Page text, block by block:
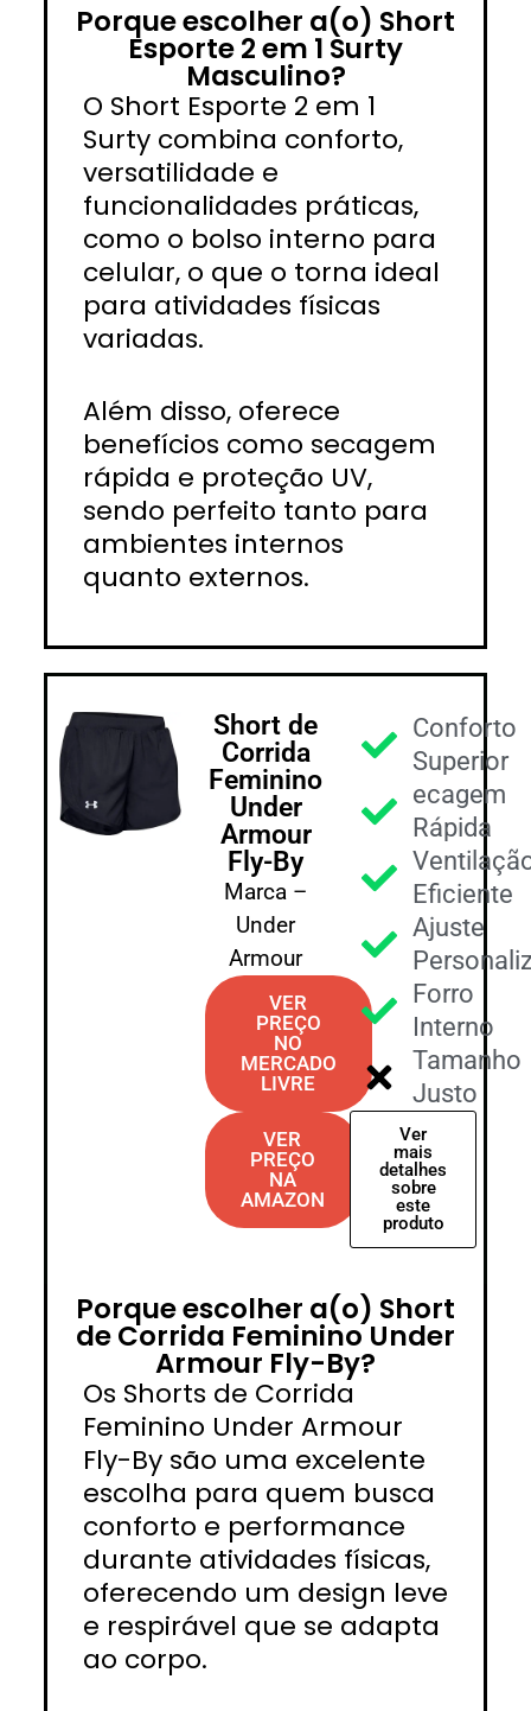
Porque escolher a(o) Short
Esporte 2 em 1 Surty
Masculino?
O Short Esporte 2 em 1
Surty combina conforto,
versatilidade e
funcionalidades práticas,
como o bolso interno para
celular, o que o torna ideal
para atividades físicas
variadas.
Além disso, oferece
benefícios como secagem
rápida e proteção UV,
sendo perfeito tanto para
ambientes internos
quanto externos.
Short de
Corrida
Feminino
Under
Armour
Fly-By
Marca –
Under
Armour
VER
PREÇO
NO
MERCADO
LIVRE
VER
PREÇO
NA
AMAZON
Conforto
Superior
ecagem
Rápida
Eficiente
Ajuste
Forro
Interno
Tamanho
Justo
Ver
mais
detalhes
sobre
este
produto
Porque escolher a(o) Short
de Corrida Feminino Under
Armour Fly-By?
Os Shorts de Corrida
Feminino Under Armour
Fly-By são uma excelente
escolha para quem busca
conforto e performance
durante atividades físicas,
oferecendo um design leve
e respirável que se adapta
ao corpo.